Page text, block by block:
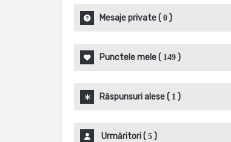
Mesaje private( 0 )
Punctele mele( 149 )
Răspunsuri alese( 1 )
Urmăritori( 5 )